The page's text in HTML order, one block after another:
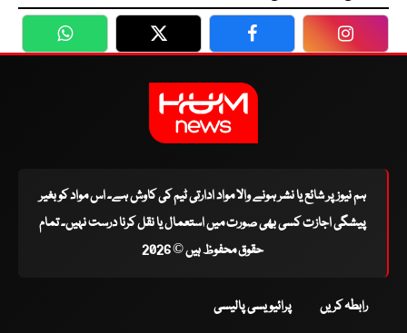
WhatsApp Twitter Facebook
ہم نیوز پر شائع یا نشر ہونے والا مواد ادارتی ٹیم کی کاوش ہے۔ اس مواد کو بغیر
پیشگی اجازت کسی بھی صورت میں استعمال یا نقل کرنا درست نہیں۔ تمام
حقوق محفوظ ہیں © 2026
رابطہ کریں پرائیویسی پالیسی